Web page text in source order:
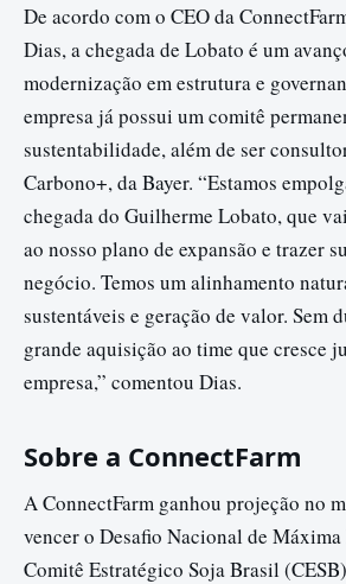
De acordo com o CEO da
Dias, a chegada de Lobato é um
modernização em estrutura e
empresa já possui um comitê
sustentabilidade, além de ser
Carbono+, da Bayer. “Estamos
chegada do Guilherme Lobato, que
ao nosso plano de expansão e trazer
negócio. Temos um alinhamento
sustentáveis e geração de valor. Sem
grande aquisição ao time que cresce
empresa,” comentou Dias.
Sobre a ConnectFarm
A ConnectFarm ganhou projeção no
vencer o Desafio Nacional de
Comitê Estratégico Soja Brasil